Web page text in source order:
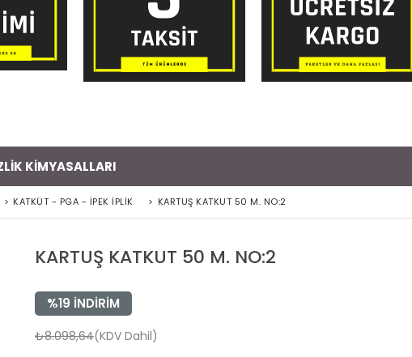
KİMYASALLARI
> KATKÜT - PGA - İPEK İPLİK > KARTUŞ KATKUT 50 M. NO:2
KARTUŞ KATKUT 50 M. NO:2
%19 İNDIRIM
₺8.098,64(KDV Dahil)